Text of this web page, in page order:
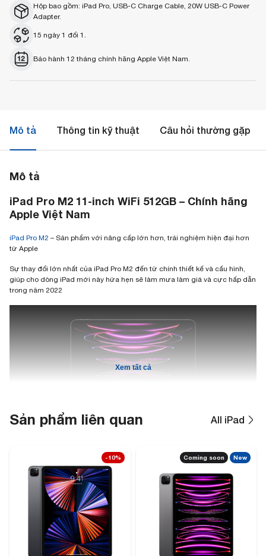
Hộp bao gồm: iPad Pro, USB-C Charge Cable, 20W USB-C Power
Adapter.
15 ngày 1 đổi 1.
Bảo hành 12 tháng chính hãng Apple Việt Nam.
Mô tả Thông tin kỹ thuật Câu hỏi thường gặp
Mô tả
iPad Pro M2 11-inch WiFi 512GB – Chính hãng
Apple Việt Nam
iPad Pro M2 – Sản phẩm với nâng cấp lớn hơn, trải nghiệm hiện đại hơn
từ Apple
Sự thay đổi lớn nhất của iPad Pro M2 đến từ chính thiết kế và cấu hình,
giúp cho dòng iPad mới này hứa hẹn sẽ làm mưa làm giá và cực hấp dẫn
trong năm 2022
Thiết kế sang trọng, hiện đại
iPad Pro M2 có một thiết kế cao cấp với mặt lưng làm từ kim loại chắc
chắn. Độ mỏng thân máy chỉ 5.9 mm làm cho tổng thể thêm phần sang
trọng. Và hiện nay, chắc hẳn trên thị trường khó có dòng tablet nào có thể
vượt qua độ mỏng của iPad Pro M2. Nhưng n
hìn chung thì iPad Pro M2
không có quá nhiều sự đổi mới về thiết kế so với thế hệ tiền nhiệm, vẫn sẽ
là kiểu hoàn thiện vuông vức ở các cạnh và hai mặt, nổi bật nhờ tone màu
chủ đạo là xám và bạc để phù hợp cho hầu hết mọi đối tượng.
Xem tất cả
Sản phẩm liên quan All iPad
-10% Coming soon New